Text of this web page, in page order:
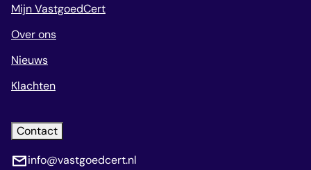
Mijn VastgoedCert
Over ons
Nieuws
Klachten
Contact
info@vastgoedcert.nl